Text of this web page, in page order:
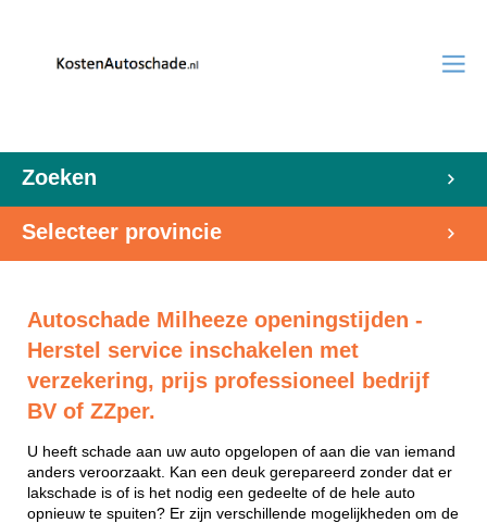
Zoeken
Selecteer provincie
Autoschade Milheeze openingstijden -
Herstel service inschakelen met
verzekering, prijs professioneel bedrijf
BV of ZZper.
U heeft schade aan uw auto opgelopen of aan die van iemand
anders veroorzaakt. Kan een deuk gerepareerd zonder dat er
lakschade is of is het nodig een gedeelte of de hele auto
opnieuw te spuiten? Er zijn verschillende mogelijkheden om de